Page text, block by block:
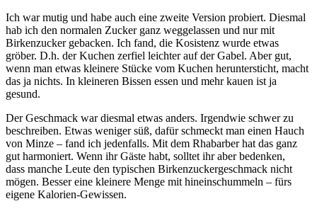
Ich war mutig und habe auch eine zweite Version probiert. Diesmal
hab ich den normalen Zucker ganz weggelassen und nur mit
Birkenzucker gebacken. Ich fand, die Kosistenz wurde etwas
gröber. D.h. der Kuchen zerfiel leichter auf der Gabel. Aber gut,
wenn man etwas kleinere Stücke vom Kuchen heruntersticht, macht
das ja nichts. In kleineren Bissen essen und mehr kauen ist ja
gesund.
Der Geschmack war diesmal etwas anders. Irgendwie schwer zu
beschreiben. Etwas weniger süß, dafür schmeckt man einen Hauch
von Minze – fand ich jedenfalls. Mit dem Rhabarber hat das ganz
gut harmoniert. Wenn ihr Gäste habt, solltet ihr aber bedenken,
dass manche Leute den typischen Birkenzuckergeschmack nicht
mögen. Besser eine kleinere Menge mit hineinschummeln – fürs
eigene Kalorien-Gewissen.